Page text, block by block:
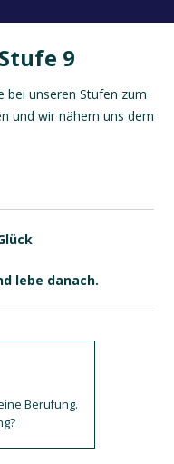
9
bei unseren Stufen zum
und wir nähern uns dem
lebe danach.
Berufung.